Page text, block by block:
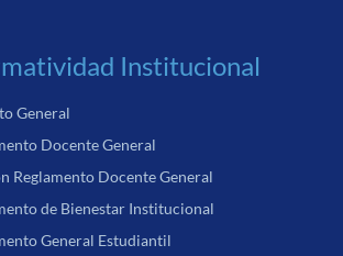
Institucional
General
Docente General
Reglamento Docente General
de Bienestar Institucional
General Estudiantil